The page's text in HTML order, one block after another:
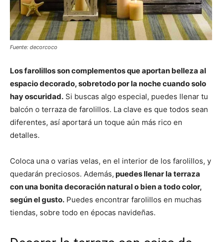
Fuente: decorcoco
Los farolillos son complementos que aportan belleza al
espacio decorado, sobretodo por la noche cuando solo
hay oscuridad. Si buscas algo especial, puedes llenar tu
balcón o terraza de farolillos. La clave es que todos sean
diferentes, así aportará un toque aún más rico en
detalles.
Coloca una o varias velas, en el interior de los farolillos, y
quedarán preciosos. Además, puedes llenar la terraza
con una bonita decoración natural o bien a todo color,
según el gusto. Puedes encontrar farolillos en muchas
tiendas, sobre todo en épocas navideñas.